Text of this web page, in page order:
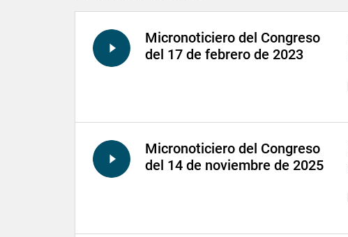
Micronoticiero del Congreso
del 17 de febrero de 2023
Micronoticiero del Congreso
del 14 de noviembre de 2025